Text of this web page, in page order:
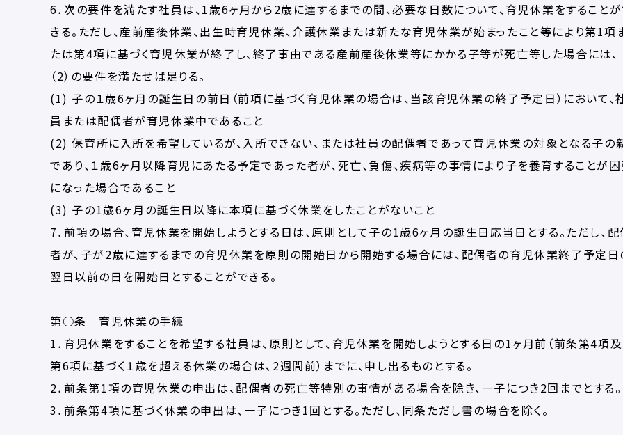
6．次の要件を満たす社員は、1歳6ヶ月から2歳に達するまでの間、必要な日数について、育児休業をすることが
きる。ただし、産前産後休業、出生時育児休業、介護休業または新たな育児休業が始まったこと等により第1項
たは第4項に基づく育児休業が終了し、終了事由である産前産後休業等にかかる子等が死亡等した場合には、
（2）の要件を満たせば足りる。
(1) 子の１歳6ヶ月の誕生日の前日（前項に基づく育児休業の場合は、当該育児休業の終了予定日）において、
員または配偶者が育児休業中であること
(2) 保育所に入所を希望しているが、入所できない、または社員の配偶者であって育児休業の対象となる子の
であり、１歳6ヶ月以降育児にあたる予定であった者が、死亡、負傷、疾病等の事情により子を養育することが
になった場合であること
(3) 子の1歳6ヶ月の誕生日以降に本項に基づく休業をしたことがないこと
7．前項の場合、育児休業を開始しようとする日は、原則として子の1歳6ヶ月の誕生日応当日とする。ただし、配
者が、子が2歳に達するまでの育児休業を原則の開始日から開始する場合には、配偶者の育児休業終了予定日
翌日以前の日を開始日とすることができる。
第○条 育児休業の手続
1．育児休業をすることを希望する社員は、原則として、育児休業を開始しようとする日の1ヶ月前（前条第4項
第6項に基づく１歳を超える休業の場合は、2週間前）までに、申し出るものとする。
2．前条第1項の育児休業の申出は、配偶者の死亡等特別の事情がある場合を除き、一子につき2回までとする。
3．前条第4項に基づく休業の申出は、一子につき1回とする。ただし、同条ただし書の場合を除く。